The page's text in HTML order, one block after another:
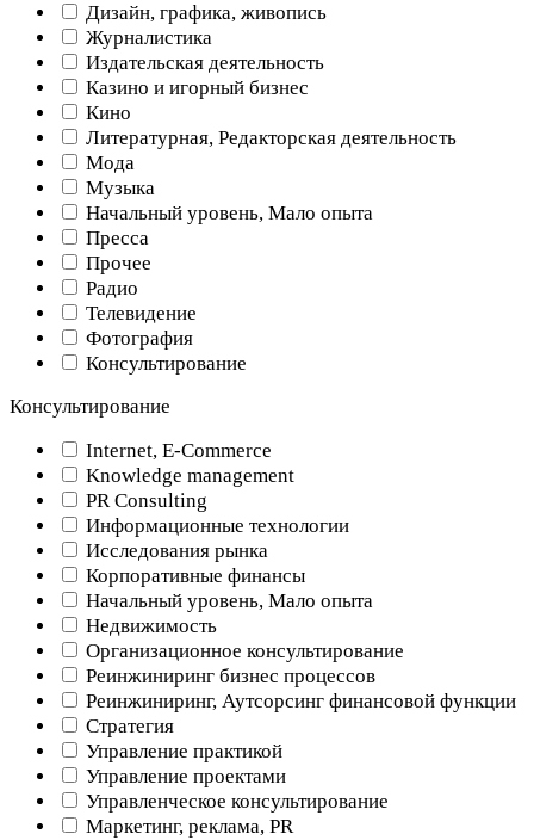
Дизайн, графика, живопись
Журналистика
Издательская деятельность
Казино и игорный бизнес
Кино
Литературная, Редакторская деятельность
Мода
Музыка
Начальный уровень, Мало опыта
Пресса
Прочее
Радио
Телевидение
Фотография
Консультирование
Консультирование
Internet, E-Commerce
Knowledge management
PR Consulting
Информационные технологии
Исследования рынка
Корпоративные финансы
Начальный уровень, Мало опыта
Недвижимость
Организационное консультирование
Реинжиниринг бизнес процессов
Реинжиниринг, Аутсорсинг финансовой функции
Стратегия
Управление практикой
Управление проектами
Управленческое консультирование
Маркетинг, реклама, PR